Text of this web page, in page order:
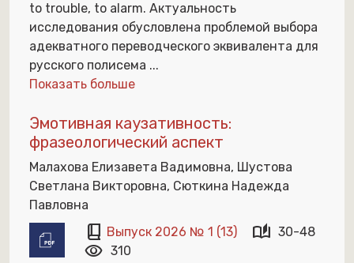
to trouble, to alarm. Актуальность
исследования обусловлена проблемой выбора
адекватного переводческого эквивалента для
русского полисема ...
Показать больше
Эмотивная каузативность:
фразеологический аспект
Малахова Елизавета Вадимовна, Шустова
Светлана Викторовна, Сюткина Надежда
Павловна
book_2 Выпуск 2026 № 1 (13) auto_stories 30-48
visibility 310